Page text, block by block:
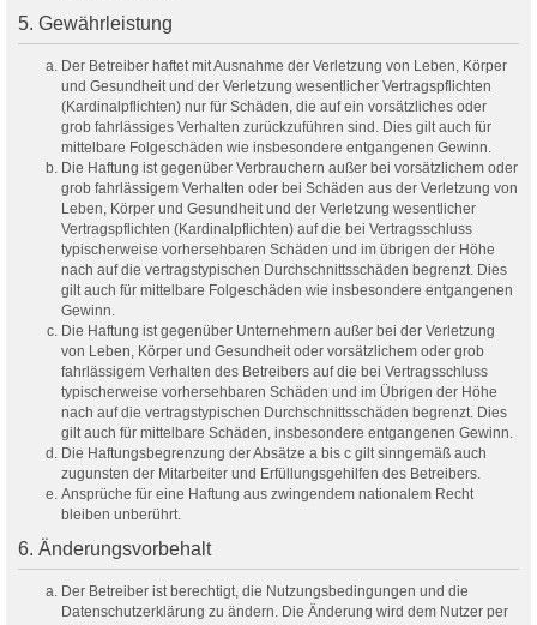
5. Gewährleistung
Der Betreiber haftet mit Ausnahme der Verletzung von Leben, Körper
und Gesundheit und der Verletzung wesentlicher Vertragspflichten
(Kardinalpflichten) nur für Schäden, die auf ein vorsätzliches oder
grob fahrlässiges Verhalten zurückzuführen sind. Dies gilt auch für
mittelbare Folgeschäden wie insbesondere entgangenen Gewinn.
Die Haftung ist gegenüber Verbrauchern außer bei vorsätzlichem oder
grob fahrlässigem Verhalten oder bei Schäden aus der Verletzung von
Leben, Körper und Gesundheit und der Verletzung wesentlicher
Vertragspflichten (Kardinalpflichten) auf die bei Vertragsschluss
typischerweise vorhersehbaren Schäden und im übrigen der Höhe
nach auf die vertragstypischen Durchschnittsschäden begrenzt. Dies
gilt auch für mittelbare Folgeschäden wie insbesondere entgangenen
Gewinn.
Die Haftung ist gegenüber Unternehmern außer bei der Verletzung
von Leben, Körper und Gesundheit oder vorsätzlichem oder grob
fahrlässigem Verhalten des Betreibers auf die bei Vertragsschluss
typischerweise vorhersehbaren Schäden und im Übrigen der Höhe
nach auf die vertragstypischen Durchschnittsschäden begrenzt. Dies
gilt auch für mittelbare Schäden, insbesondere entgangenen Gewinn.
Die Haftungsbegrenzung der Absätze a bis c gilt sinngemäß auch
zugunsten der Mitarbeiter und Erfüllungsgehilfen des Betreibers.
Ansprüche für eine Haftung aus zwingendem nationalem Recht
bleiben unberührt.
6. Änderungsvorbehalt
Der Betreiber ist berechtigt, die Nutzungsbedingungen und die
Datenschutzerklärung zu ändern. Die Änderung wird dem Nutzer per